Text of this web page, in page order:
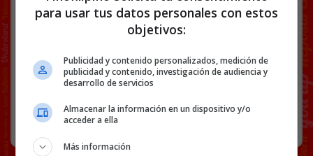
Link
TWITTER
142 COMENTARIOS
TWITTER 11 JULIO, 2020
para usar tus datos personales con estos
objetivos:
Publicidad y contenido personalizados, medición de
publicidad y contenido, investigación de audiencia y
desarrollo de servicios
Almacenar la información en un dispositivo y/o
acceder a ella
Más información